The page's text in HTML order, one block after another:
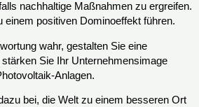
nachhaltige Maßnahmen zu ergreifen.
einem positiven Dominoeffekt führen.
wahr, gestalten Sie eine
Sie Ihr Unternehmensimage
Anlagen.
bei, die Welt zu einem besseren Ort